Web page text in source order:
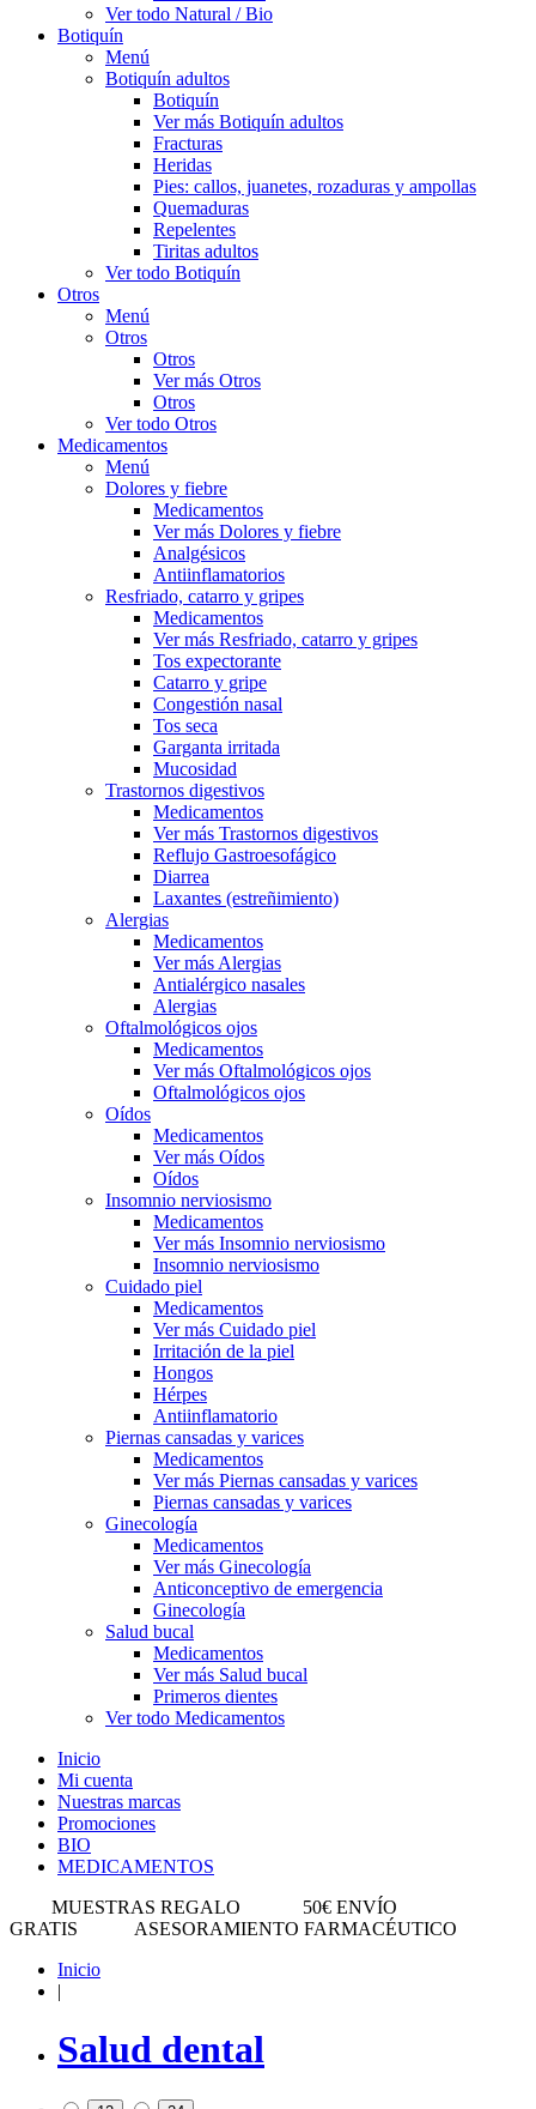
Ver todo Natural / Bio
Botiquín
Menú
Botiquín adultos
Botiquín
Ver más Botiquín adultos
Fracturas
Heridas
Pies: callos, juanetes, rozaduras y ampollas
Quemaduras
Repelentes
Tiritas adultos
Ver todo Botiquín
Otros
Menú
Otros
Otros
Ver más Otros
Otros
Ver todo Otros
Medicamentos
Menú
Dolores y fiebre
Medicamentos
Ver más Dolores y fiebre
Analgésicos
Antiinflamatorios
Resfriado, catarro y gripes
Medicamentos
Ver más Resfriado, catarro y gripes
Tos expectorante
Catarro y gripe
Congestión nasal
Tos seca
Garganta irritada
Mucosidad
Trastornos digestivos
Medicamentos
Ver más Trastornos digestivos
Reflujo Gastroesofágico
Diarrea
Laxantes (estreñimiento)
Alergias
Medicamentos
Ver más Alergias
Antialérgico nasales
Alergias
Oftalmológicos ojos
Medicamentos
Ver más Oftalmológicos ojos
Oftalmológicos ojos
Oídos
Medicamentos
Ver más Oídos
Oídos
Insomnio nerviosismo
Medicamentos
Ver más Insomnio nerviosismo
Insomnio nerviosismo
Cuidado piel
Medicamentos
Ver más Cuidado piel
Irritación de la piel
Hongos
Hérpes
Antiinflamatorio
Piernas cansadas y varices
Medicamentos
Ver más Piernas cansadas y varices
Piernas cansadas y varices
Ginecología
Medicamentos
Ver más Ginecología
Anticonceptivo de emergencia
Ginecología
Salud bucal
Medicamentos
Ver más Salud bucal
Primeros dientes
Ver todo Medicamentos
Inicio
Mi cuenta
Nuestras marcas
Promociones
BIO
MEDICAMENTOS
MUESTRAS REGALO
50€ ENVÍO
GRATIS
ASESORAMIENTO FARMACÉUTICO
Inicio
|
Salud dental